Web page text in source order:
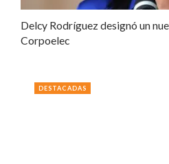
Delcy Rodríguez designó un
Corpoelec
DESTACADAS